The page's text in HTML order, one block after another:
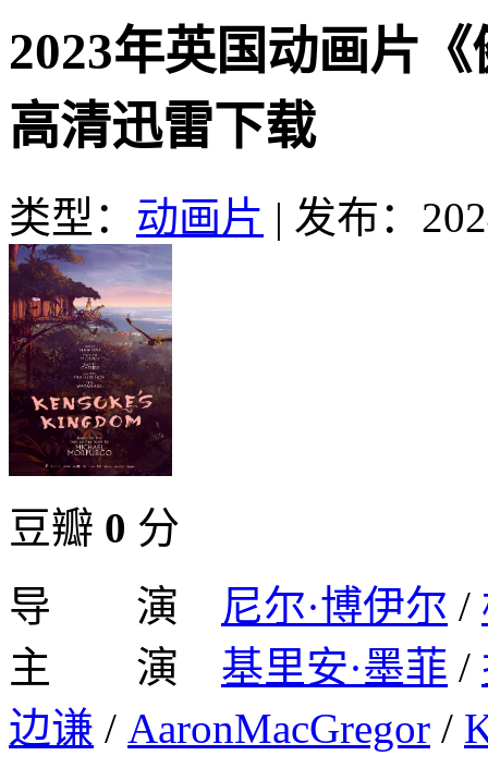
2023年英国动画片
高清迅雷下载
类型： 动画片 | 发布：
豆瓣 0 分
导 演 尼尔·博伊尔 /
主 演 基里安·墨菲 /
边谦 / AaronMacGregor /